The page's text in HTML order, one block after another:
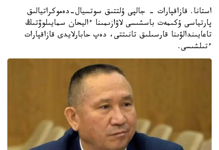
استانا. قازاقپارات – جالپى ۇلتتىق سوتسيال-دەموكراتيالىق
پارتياسى ۇكىمەت باسشىسى لاۋازىمىنا ءاليحان سمايىلوۆتىڭ
تاعايىندالۋىنا قارسىلىق تانىتتى، دەپ حابارلايدى قازاقپارات
ءتىلشىسى.